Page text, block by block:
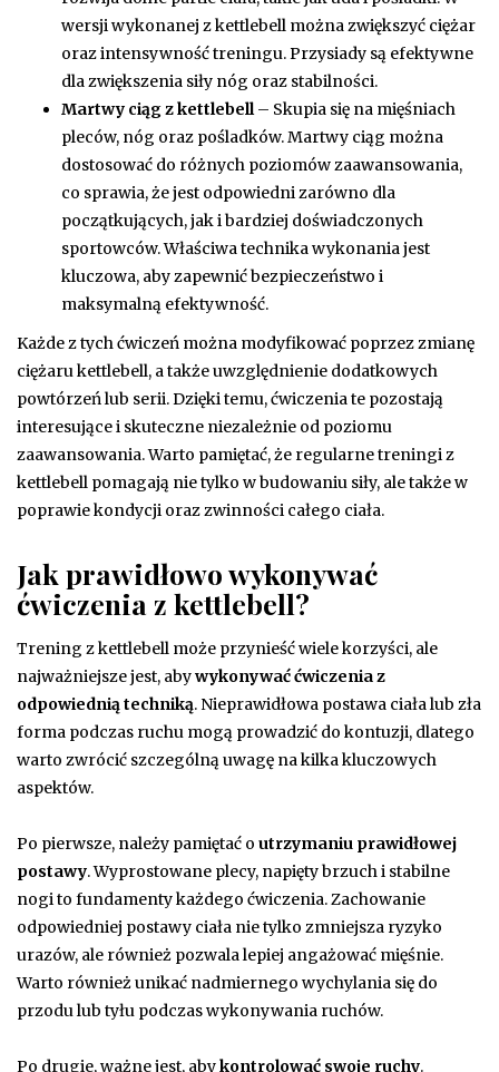
wersji wykonanej z kettlebell można zwiększyć ciężar
oraz intensywność treningu. Przysiady są efektywne
dla zwiększenia siły nóg oraz stabilności.
Martwy ciąg z kettlebell– Skupia się na mięśniach
pleców, nóg oraz pośladków. Martwy ciąg można
dostosować do różnych poziomów zaawansowania,
co sprawia, że jest odpowiedni zarówno dla
początkujących, jak i bardziej doświadczonych
sportowców. Właściwa technika wykonania jest
kluczowa, aby zapewnić bezpieczeństwo i
maksymalną efektywność.
Każde z tych ćwiczeń można modyfikować poprzez zmianę
ciężaru kettlebell, a także uwzględnienie dodatkowych
powtórzeń lub serii. Dzięki temu, ćwiczenia te pozostają
interesujące i skuteczne niezależnie od poziomu
zaawansowania. Warto pamiętać, że regularne treningi z
kettlebell pomagają nie tylko w budowaniu siły, ale także w
poprawie kondycji oraz zwinności całego ciała.
Jak prawidłowo wykonywać
ćwiczenia z kettlebell?
Trening z kettlebell może przynieść wiele korzyści, ale
najważniejsze jest, abywykonywać ćwiczenia z
odpowiednią techniką. Nieprawidłowa postawa ciała lub zła
forma podczas ruchu mogą prowadzić do kontuzji, dlatego
warto zwrócić szczególną uwagę na kilka kluczowych
aspektów.
Po pierwsze, należy pamiętać o utrzymaniu prawidłowej
postawy. Wyprostowane plecy, napięty brzuch i stabilne
nogi to fundamenty każdego ćwiczenia. Zachowanie
odpowiedniej postawy ciała nie tylko zmniejsza ryzyko
urazów, ale również pozwala lepiej angażować mięśnie.
Warto również unikać nadmiernego wychylania się do
przodu lub tyłu podczas wykonywania ruchów.
Po drugie, ważne jest, abykontrolować swoje ruchy.